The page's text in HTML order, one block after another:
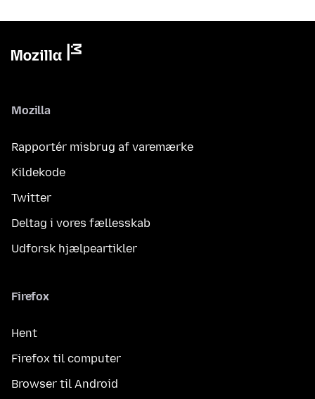
Mozilla
Rapportér misbrug af varemærke
Kildekode
Twitter
Deltag i vores fællesskab
Udforsk hjælpeartikler
Firefox
Hent
Firefox til computer
Browser til Android